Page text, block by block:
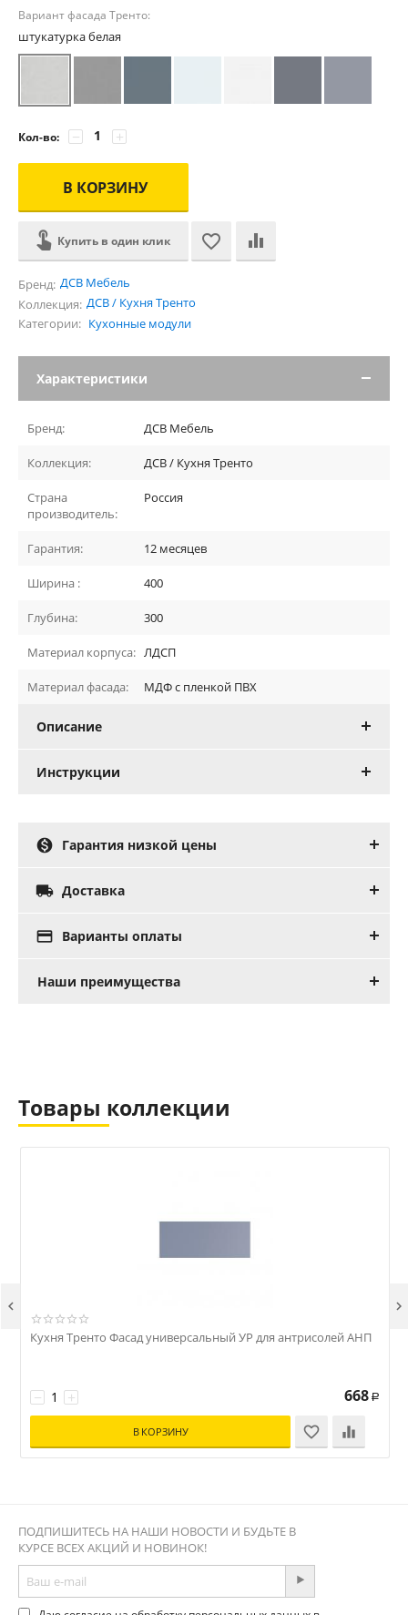
Вариант фасада Тренто:
штукатурка белая
Кол-во: +
−
В КОРЗИНУ
Купить в один клик
Бренд: ДСВ Мебель
Коллекция: ДСВ / Кухня Тренто
Категории: Кухонные модули
Характеристики
Бренд: ДСВ Мебель
Коллекция: ДСВ / Кухня Тренто
Страна
производитель:
Россия
Гарантия: 12 месяцев
Ширина : 400
Глубина: 300
Материал корпуса: ЛДСП
Материал фасада: МДФ с пленкой ПВХ
Описание
Инструкции
 Гарантия низкой цены
 Доставка
 Варианты оплаты
Наши преимущества
Товары коллекции
Кухня Тренто Фасад универсальный УР для антрисолей АНП
+
− 668 Р
В КОРЗИНУ
 
ПОДПИШИТЕСЬ НА НАШИ НОВОСТИ И БУДЬТЕ В
КУРСЕ ВСЕХ АКЦИЙ И НОВИНОК!